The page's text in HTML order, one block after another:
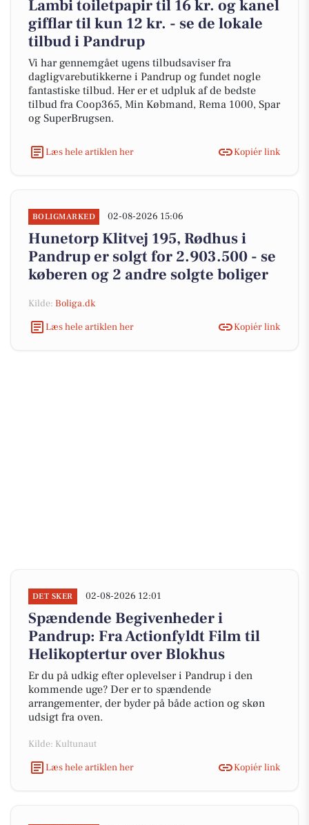
Lambi toiletpapir til 16 kr. og kanel
gifflar til kun 12 kr. - se de lokale
tilbud i Pandrup
Vi har gennemgået ugens tilbudsaviser fra
dagligvarebutikkerne i Pandrup og fundet nogle
fantastiske tilbud. Her er et udpluk af de bedste
tilbud fra Coop365, Min Købmand, Rema 1000, Spar
og SuperBrugsen.
Læs hele artiklen her Kopiér link
BOLIGMARKED 02-08-2026 15:06
Hunetorp Klitvej 195, Rødhus i
Pandrup er solgt for 2.903.500 - se
køberen og 2 andre solgte boliger
Kilde: Boliga.dk
Læs hele artiklen her
Kopiér link
DET SKER 02-08-2026 12:01
Spændende Begivenheder i
Pandrup: Fra Actionfyldt Film til
Helikoptertur over Blokhus
Er du på udkig efter oplevelser i Pandrup i den
kommende uge? Der er to spændende
arrangementer, der byder på både action og skøn
udsigt fra oven.
Kilde: Kultunaut
Læs hele artiklen her
Kopiér link